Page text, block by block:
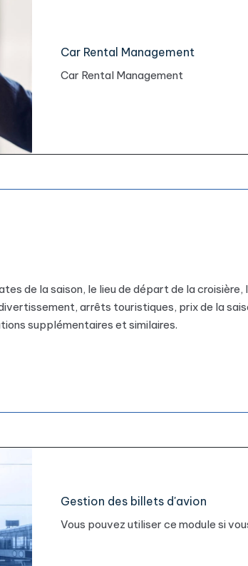
Car Rental Management
Car Rental Management
de la saison, le lieu de départ de la croisière,
arrêts touristiques, prix de la
supplémentaires et similaires.
Gestion des billets d'avion
Vous pouvez utiliser ce module si